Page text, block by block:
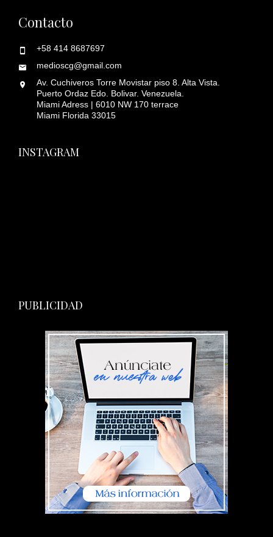
Contacto
+58 414 8687697
medioscg@gmail.com
Av. Cuchiveros Torre Movistar piso 8. Alta Vista.
Puerto Ordaz Edo. Bolivar. Venezuela.
Miami Adress | 6010 NW 170 terrace
Miami Florida 33015
INSTAGRAM
PUBLICIDAD